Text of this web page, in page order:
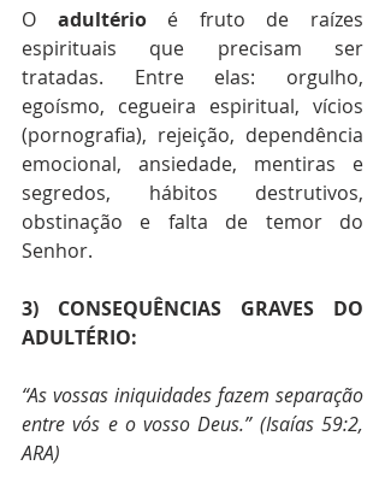
O adultério é fruto de raízes
espirituais que precisam ser
tratadas. Entre elas: orgulho,
egoísmo, cegueira espiritual, vícios
(pornografia), rejeição, dependência
emocional, ansiedade, mentiras e
segredos, hábitos destrutivos,
obstinação e falta de temor do
Senhor.
3) CONSEQUÊNCIAS GRAVES DO
ADULTÉRIO:
“As vossas iniquidades fazem separação
entre vós e o vosso Deus.” (Isaías 59:2,
ARA)